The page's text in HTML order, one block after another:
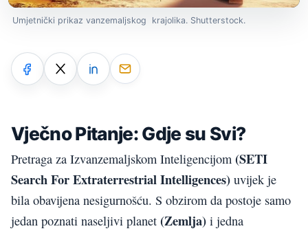
Umjetnički prikaz vanzemaljskog krajolika. Shutterstock.
Vječno Pitanje: Gdje su Svi?
Pretraga za Izvanzemaljskom Inteligencijom (SETI
Search For Extraterrestrial Intelligences) uvijek je
bila obavijena nesigurnošću. S obzirom da postoje samo
jedan poznati naseljivi planet (Zemlja) i jedna